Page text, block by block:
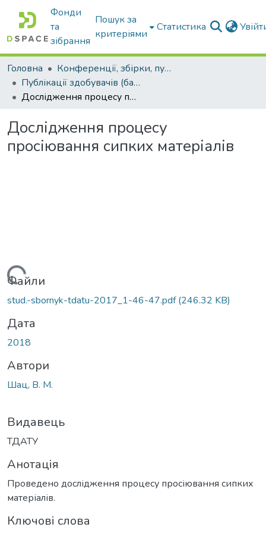
Фонди
та
зібрання
Пошук за
критеріями
Статистика
Головна
Конференції, збірки, публікації молодих вчених і здобувачів : магістрів, бакалаврів, аспірантів.
Публікації здобувачів (бакалаврів. магістрів, аспірантів)
Дослідження процесу просіювання сипких матеріалів
Дослідження процесу
просіювання сипких матеріалів
Вантажиться...
Файли
stud.-sbornyk-tdatu-2017_1-46-47.pdf(246.32 KB)
Дата
2018
Автори
Шац, В. М.
Видавець
ТДАТУ
Анотація
Проведено дослідження процесу просіювання сипких
матеріалів.
Ключові слова